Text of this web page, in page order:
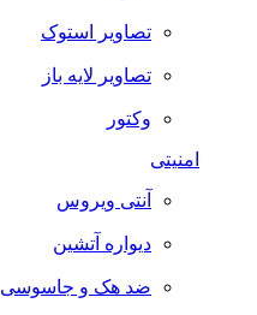
تصاویر استوک
تصاویر لایه باز
وکتور
امنیتی
آنتی ویروس
دیواره آتشین
ضد هک و جاسوسی